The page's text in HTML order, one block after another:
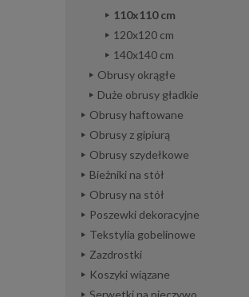
110x110 cm
120x120 cm
140x140 cm
Obrusy okrągłe
Duże obrusy gładkie
Obrusy haftowane
Obrusy z gipiurą
Obrusy szydełkowe
Bieżniki na stół
Obrusy na stół
Poszewki dekoracyjne
Tekstylia gobelinowe
Zazdrostki
Koszyki wiązane
Serwetki na pieczywo